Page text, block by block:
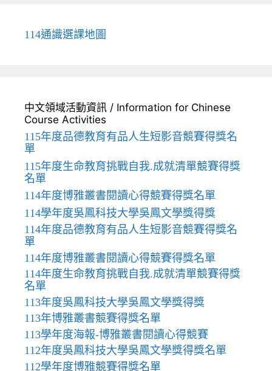
114通識選課地圖
中文領域活動資訊 / Information for Chinese
Course Activities
115年度品德教育有品人生短影音競賽得獎名
單
115年度生命教育挑戰自我.成就清單競賽得獎
名單
114年度博雅叢書閱讀心得競賽得獎名單
114學年度吳鳳科技大學吳鳳文學獎得獎
114年度品德教育有品人生短影音競賽得獎名
單
114年度博雅叢書閱讀心得競賽得獎名單
114年度生命教育挑戰自我.成就清單競賽得獎
名單
113年度吳鳳科技大學吳鳳文學獎得獎
113年博雅叢書競賽得獎名單
113學年度海報-博雅叢書閱讀心得競賽
112年度吳鳳科技大學吳鳳文學獎得獎名單
112學年度博雅競賽得獎名單